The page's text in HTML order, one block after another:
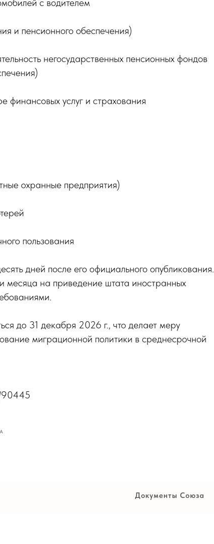
и пенсионного обеспечения)
негосударственных пенсионных фондов
финансовых услуг и страхования
охранные предприятия)
пользования
дней после его официального опубликования.
месяца на приведение штата иностранных
до 31 декабря 2026 г., что делает меру
миграционной политики в среднесрочной
90445
Документы Союза